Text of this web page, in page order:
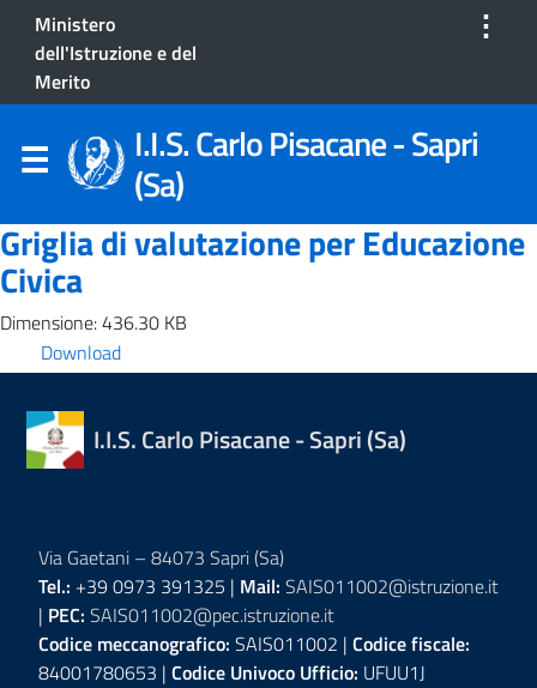
Ministero
dell'Istruzione e del
Merito
⋮
I.I.S. Carlo Pisacane - Sapri
(Sa)
Griglia di valutazione per Educazione
Civica
Dimensione: 436.30 KB
Download
I.I.S. Carlo Pisacane - Sapri (Sa)
Via Gaetani – 84073 Sapri (Sa)
Tel.: +39 0973 391325 | Mail: SAIS011002@istruzione.it
| PEC: SAIS011002@pec.istruzione.it
Codice meccanografico: SAIS011002 | Codice fiscale:
84001780653 | Codice Univoco Ufficio: UFUU1J